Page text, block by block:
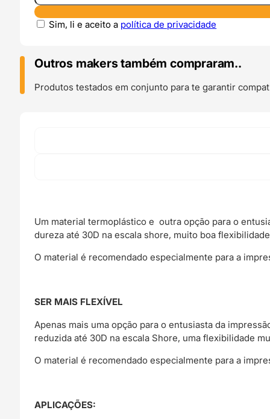
Sim, li e aceito a política de privacidade
Outros makers também compraram..
Produtos testados em conjunto para te garantir
Um material termoplástico e outra opção para o
dureza até 30D na escala shore, muito boa
O material é recomendado especialmente para a
SER MAIS FLEXÍVEL
Apenas mais uma opção para o entusiasta da
reduzida até 30D na escala Shore, uma flexibilidade
O material é recomendado especialmente para a
APLICAÇÕES: